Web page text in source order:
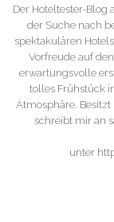
Der Hoteltester-Blog
der Suche nach
spektakulären
Vorfreude auf
erwartungsvolle
tolles Frühstück
Atmosphäre.
schreibt mir an
unter